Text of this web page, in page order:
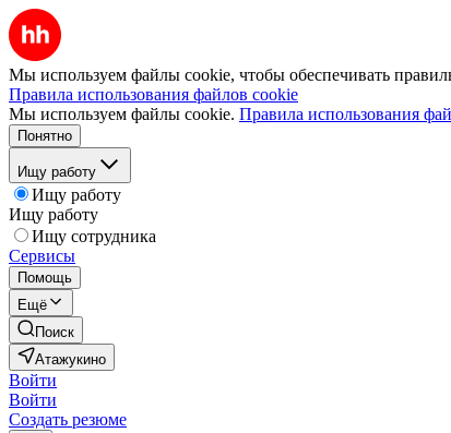
Мы используем файлы cookie, чтобы обеспечивать
Правила использования файлов cookie
Мы используем файлы cookie. Правила использования
Понятно
Ищу работу
Ищу работу
Ищу работу
Ищу сотрудника
Сервисы
Помощь
Ещё
Поиск
Атажукино
Войти
Войти
Создать резюме